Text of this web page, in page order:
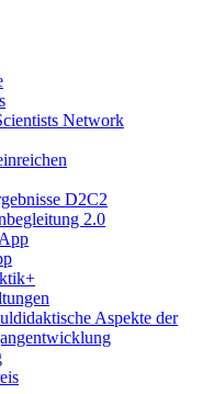
Network
D2C2
2.0
Aspekte der